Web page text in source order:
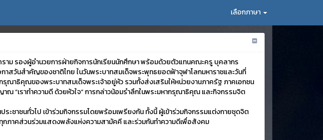
เลือกภาษา
ม รองผู้อำนวยการฝ่ายกิจการนักเรียนนักศึกษา พร้อมด้วยตัวแทนคณะครู บุคลากร
กาสวันสำคัญของชาติไทย ในวันพระบาทสมเด็จพระพุทธยอดฟ้าจุฬาโลกมหาราชและวันที่
ณาธิคุณของพระบาทสมเด็จพระเจ้าอยู่หัว รวมทั้งส่งเสริมให้หน่วยงานภาครัฐ ภาคเอกชน
“เราทำความดี ด้วยหัวใจ” การกล่าวน้อมรำลึกในพระมหากรุณาธิคุณ และกิจกรรมจิต
ชาชนทั่วไป เข้าร่วมกิจกรรมโดยพร้อมเพรียงกัน ทั้งนี้ ผู้เข้าร่วมกิจกรรมแต่งกายชุดจิต
ภาคส่วนร่วมแสดงพลังแห่งความสามัคคี และร่วมกันทำความดีเพื่อสังคม